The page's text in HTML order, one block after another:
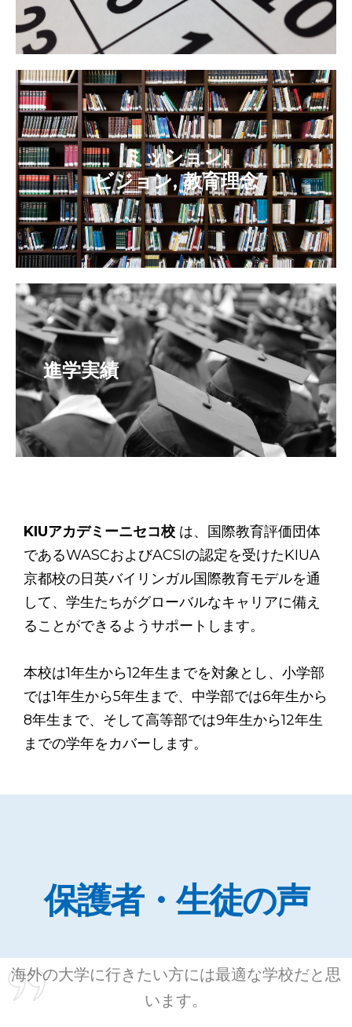
ミッション,
ビジョン, 教育理念
進学実績
KIUアカデミーニセコ校 は、国際教育評価団体
であるWASCおよびACSIの認定を受けたKIUA
京都校の日英バイリンガル国際教育モデルを通
して、学生たちがグローバルなキャリアに備え
ることができるようサポートします。 ​
本校は1年生から12年生までを対象とし、小学部
では1年生から5年生まで、中学部では6年生から
8年生まで、そして高等部では9年生から12年生
までの学年をカバーします。
保護者・生徒の声
海外の大学に行きたい方には最適な学校だと思
います。